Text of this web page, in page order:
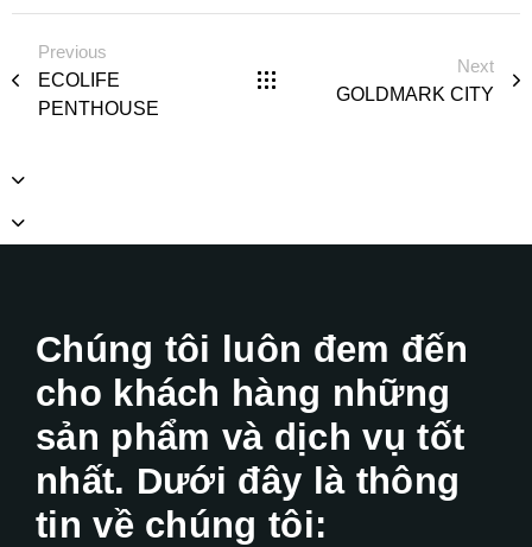
Previous
ECOLIFE
PENTHOUSE
Next
GOLDMARK CITY​
Chúng tôi luôn đem đến
cho khách hàng những
sản phẩm và dịch vụ tốt
nhất. Dưới đây là thông
tin về chúng tôi: